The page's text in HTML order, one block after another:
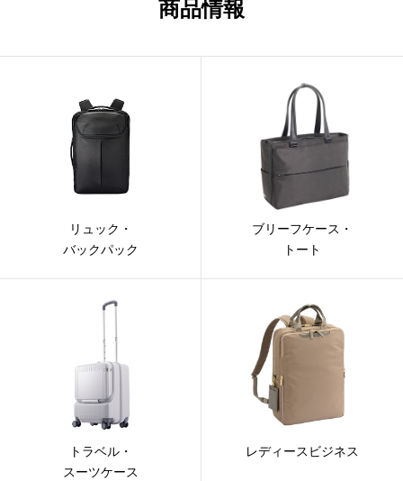
商品情報
リュック・
バックパック
ブリーフケース・
トート
トラベル・
スーツケース
レディースビジネス